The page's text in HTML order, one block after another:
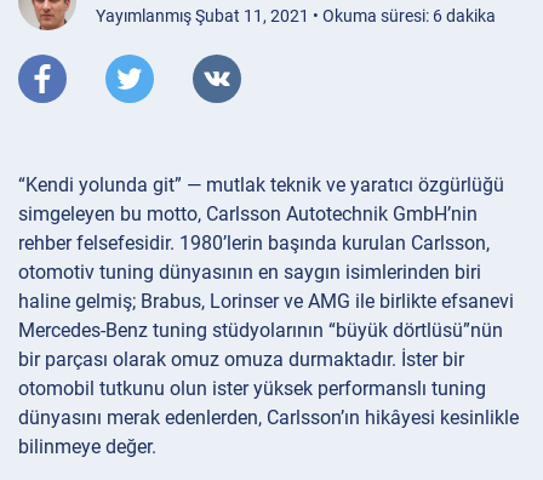
Yayımlanmış Şubat 11, 2021 • Okuma süresi: 6 dakika
“Kendi yolunda git” — mutlak teknik ve yaratıcı özgürlüğü
simgeleyen bu motto, Carlsson Autotechnik GmbH’nin
rehber felsefesidir. 1980’lerin başında kurulan Carlsson,
otomotiv tuning dünyasının en saygın isimlerinden biri
haline gelmiş; Brabus, Lorinser ve AMG ile birlikte efsanevi
Mercedes-Benz tuning stüdyolarının “büyük dörtlüsü”nün
bir parçası olarak omuz omuza durmaktadır. İster bir
otomobil tutkunu olun ister yüksek performanslı tuning
dünyasını merak edenlerden, Carlsson’ın hikâyesi kesinlikle
bilinmeye değer.